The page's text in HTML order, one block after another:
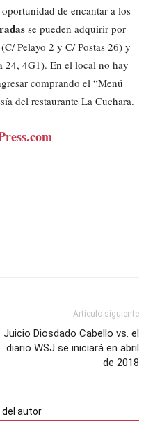
de encantar a los
se pueden adquirir por
Pelayo 2 y C/ Postas 26) y
24, 4G1). En el local no hay
comprando el “Menú
del restaurante La Cuchara.
Artículo siguiente
Juicio Diosdado Cabello vs. el
diario WSJ se iniciará en abril
de 2018
del autor